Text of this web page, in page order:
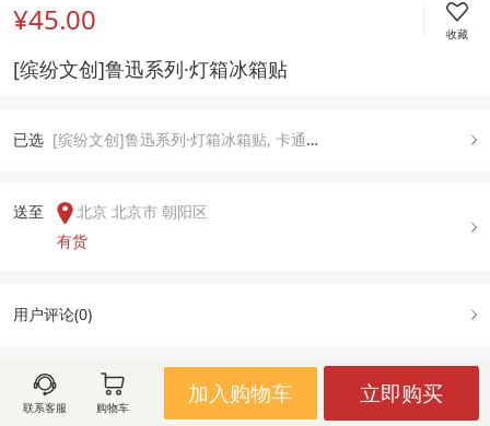
¥45.00 收藏
[缤纷文创]鲁迅系列·灯箱冰箱贴
已选 [缤纷文创]鲁迅系列·灯箱冰箱贴, 卡通头像
送至
北京 北京市 朝阳区
有货
用户评论(0)
图文详情 规格属性 售后政策
联系客服 购物车
加入购物车 立即购买